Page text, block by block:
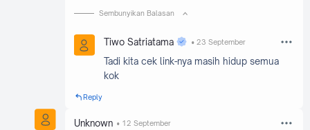
Sembunyikan Balasan
Tiwo Satriatama 23 September
Tadi kita cek link-nya masih hidup semua
kok
Reply
Unknown 12 September